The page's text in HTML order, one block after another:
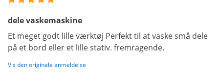
dele vaskemaskine
Et meget godt lille værktøj Perfekt til at vaske små dele
på et bord eller et lille stativ. fremragende.
Vis den originale anmeldelse